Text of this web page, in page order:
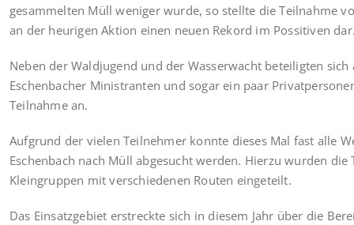
gesammelten Müll weniger wurde, so stellte die Teilnahme
an der heurigen Aktion einen neuen Rekord im Possitiven
Neben der Waldjugend und der Wasserwacht beteiligten sich
Eschenbacher Ministranten und sogar ein paar
Teilnahme an.
Aufgrund der vielen Teilnehmer konnte dieses Mal fast alle
Eschenbach nach Müll abgesucht werden. Hierzu wurden die
Kleingruppen mit verschiedenen Routen eingeteilt.
Das Einsatzgebiet erstreckte sich in diesem Jahr über die